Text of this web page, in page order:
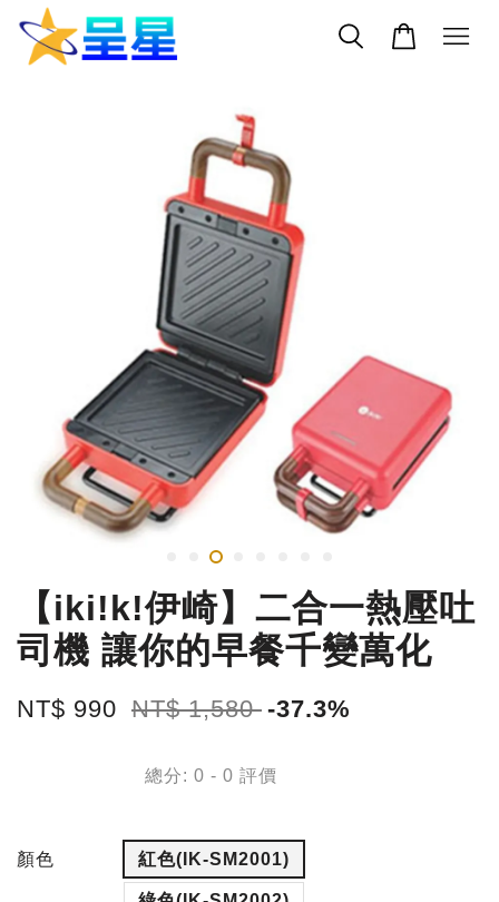
【iki!k!伊崎】二合一熱壓吐
司機 讓你的早餐千變萬化
NT$ 990 NT$ 1,580 -37.3%
總分: 0 - 0 評價
顏色 紅色(IK-SM2001)